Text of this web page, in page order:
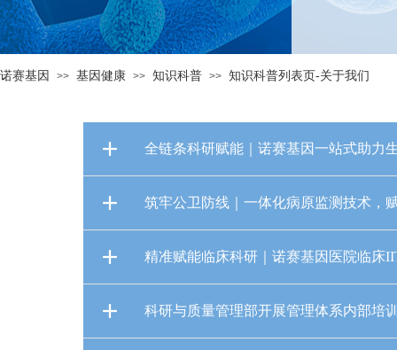
诺赛基因 >> 基因健康 >> 知识科普 >> 知识科普列表页-关于我们
全链条科研赋能｜诺赛基因一站式助力
筑牢公卫防线｜一体化病原监测技术，
精准赋能临床科研｜诺赛基因医院临床
科研与质量管理部开展管理体系内部培